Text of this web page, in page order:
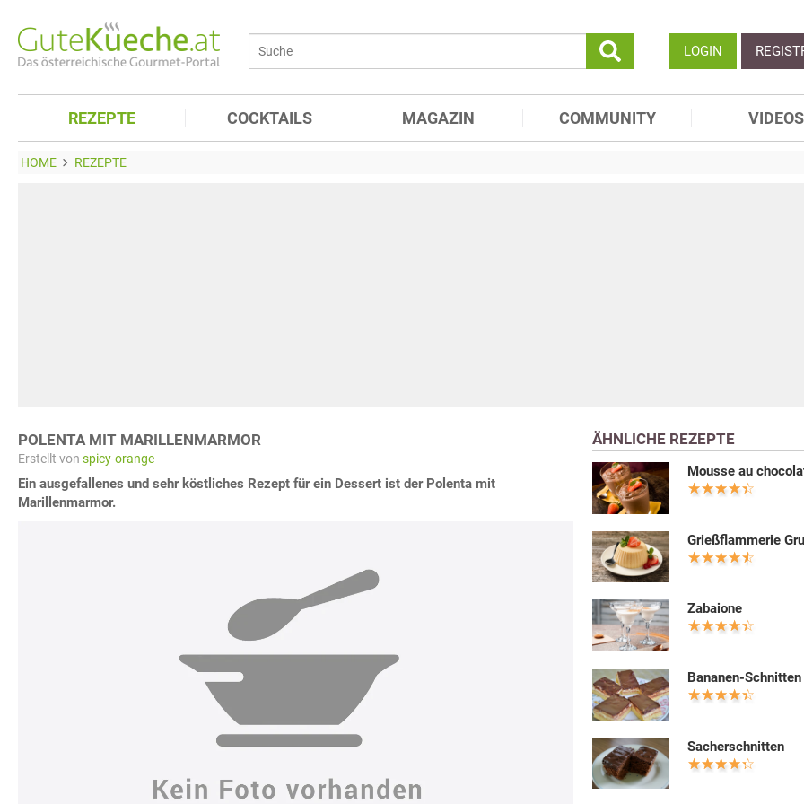
LOGIN
REZEPTE COCKTAILS MAGAZIN COMMUNITY VIDEOS
HOME REZEPTE
POLENTA MIT MARILLENMARMOR
Erstellt von spicy-orange
Ein ausgefallenes und sehr köstliches Rezept für ein Dessert ist der Polenta mit
Marillenmarmor.
ÄHNLICHE REZEPTE
Mousse au
Grießflammerie
Zabaione
Bananen-Schnitten
Sacherschnitten